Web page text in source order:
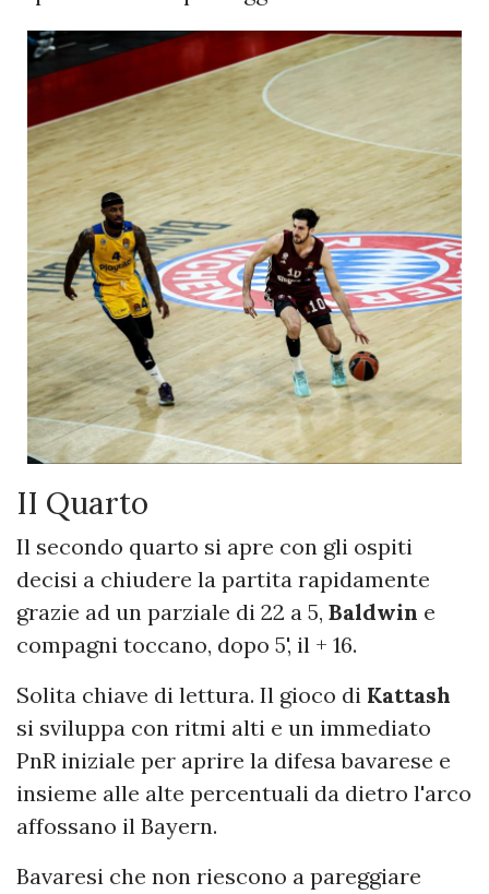
II Quarto
Il secondo quarto si apre con gli ospiti
decisi a chiudere la partita rapidamente
grazie ad un parziale di 22 a 5, Baldwin e
compagni toccano, dopo 5', il + 16.
Solita chiave di lettura. Il gioco di Kattash
si sviluppa con ritmi alti e un immediato
PnR iniziale per aprire la difesa bavarese e
insieme alle alte percentuali da dietro l'arco
affossano il Bayern.
Bavaresi che non riescono a pareggiare